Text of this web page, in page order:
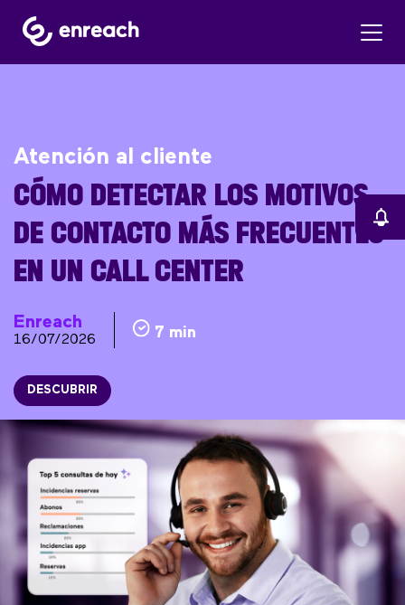
Atención al cliente
CÓMO DETECTAR LOS MOTIVOS
DE CONTACTO MÁS FRECUENTES
EN UN CALL CENTER
Enreach
16/07/2026 7 min
DESCUBRIR